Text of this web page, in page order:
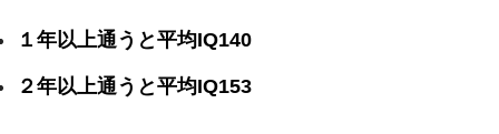
１年以上通うと平均IQ140
２年以上通うと平均IQ153